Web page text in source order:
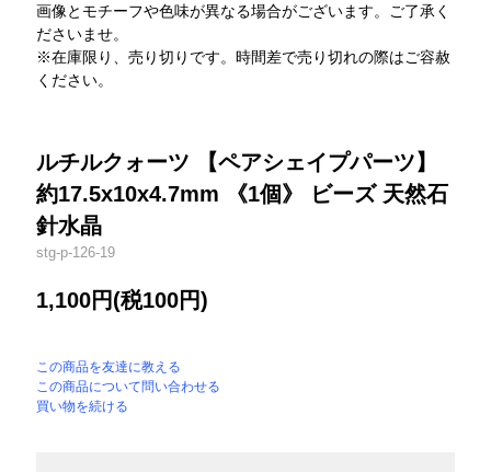
画像とモチーフや色味が異なる場合がございます。ご了承く
ださいませ。
※在庫限り、売り切りです。時間差で売り切れの際はご容赦
ください。
ルチルクォーツ 【ペアシェイプパーツ】
約17.5x10x4.7mm 《1個》 ビーズ 天然石
針水晶
stg-p-126-19
1,100円(税100円)
この商品を友達に教える
この商品について問い合わせる
買い物を続ける